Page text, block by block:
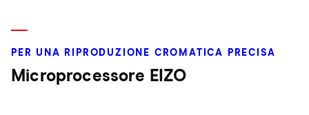
PER UNA RIPRODUZIONE CROMATICA PRECISA
Microprocessore EIZO